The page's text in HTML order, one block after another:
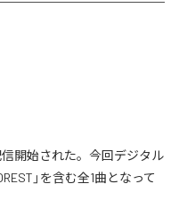
信開始された。今回デジタル
」を含む全1曲となって